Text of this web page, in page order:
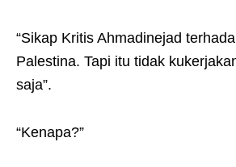
“Sikap Kritis Ahmadinejad
Palestina. Tapi itu tidak
saja”.
“Kenapa?”